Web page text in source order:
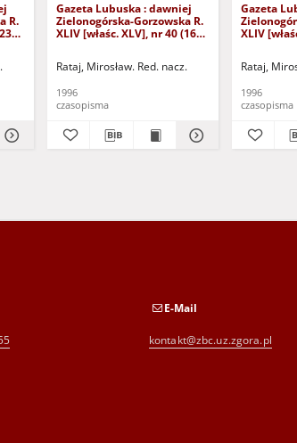
R.
Gazeta Lubuska : dawniej
Zielonogórska-Gorzowska R.
XLIV [właśc. XLV], nr 40 (16
Rataj, Mirosław. Red. nacz.
1996
czasopisma
Gazeta
XLIV
Rataj,
1996
czasopisma
E-Mail
kontakt@zbc.uz.zgora.pl